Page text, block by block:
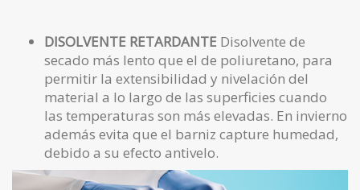
DISOLVENTE RETARDANTE Disolvente de
secado más lento que el de poliuretano, para
permitir la extensibilidad y nivelación del
material a lo largo de las superficies cuando
las temperaturas son más elevadas. En invierno
además evita que el barniz capture humedad,
debido a su efecto antivelo.